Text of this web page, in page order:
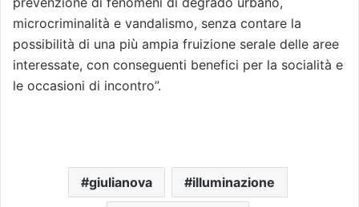
microcriminalità e vandalismo, senza contare la
possibilità di una più ampia fruizione serale delle aree
interessate, con conseguenti benefici per la socialità e
le occasioni di incontro”.
giulianova illuminazione